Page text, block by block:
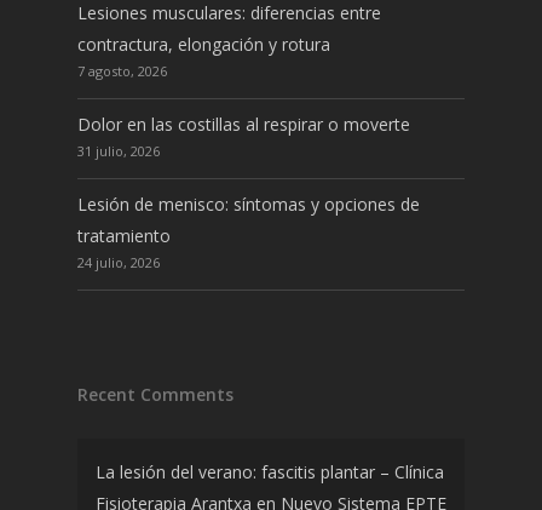
Lesiones musculares: diferencias entre
contractura, elongación y rotura
7 agosto, 2026
Dolor en las costillas al respirar o moverte
31 julio, 2026
Lesión de menisco: síntomas y opciones de
tratamiento
24 julio, 2026
Recent Comments
La lesión del verano: fascitis plantar – Clínica
Fisioterapia Arantxa en Nuevo Sistema EPTE